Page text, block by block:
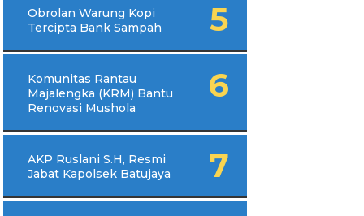
Obrolan Warung Kopi
Tercipta Bank Sampah
Komunitas Rantau
Majalengka (KRM) Bantu
Renovasi Mushola
AKP Ruslani S.H, Resmi
Jabat Kapolsek Batujaya